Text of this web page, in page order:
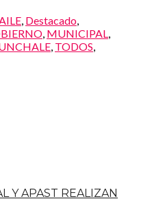
Destacado
MUNICIPAL
TODOS
Y APAST REALIZAN